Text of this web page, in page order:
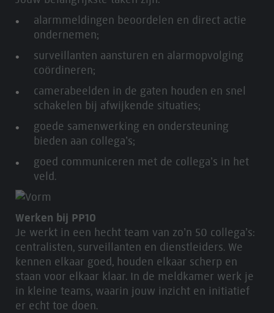
alarmmeldingen beoordelen en direct actie
ondernemen;
surveillanten aansturen en alarmopvolging
coördineren;
camerabeelden in de gaten houden en snel
schakelen bij afwijkende situaties;
goede samenwerking en ondersteuning
bieden aan collega’s;
goed communiceren met de collega’s in het
veld.
Werken bij PP10
Je werkt in een hecht team van zo’n 50 collega’s:
centralisten, surveillanten en dienstleiders. We
kennen elkaar goed, houden elkaar scherp en
staan voor elkaar klaar. In de meldkamer werk je
in kleine teams, waarin jouw inzicht en initiatief
er echt toe doen.